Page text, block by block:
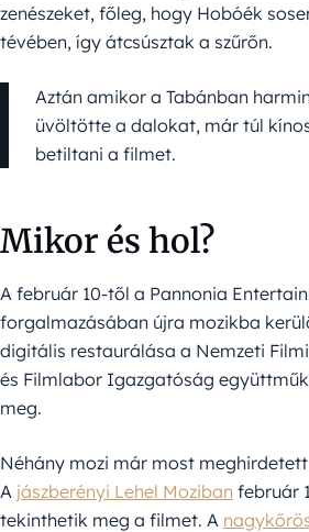
zenészeket, főleg, hogy Hobóék
tévében, így átcsúsztak a szűrőn.
Aztán amikor a Tabánban
üvöltötte a dalokat, már túl
betiltani a filmet.
Mikor és hol?
A február 10-től a Pannonia
forgalmazásában újra mozikba
digitális restaurálása a Nemzeti
és Filmlabor Igazgatóság
meg.
Néhány mozi már most
A jászberényi Lehel Moziban február
tekinthetik meg a filmet. A